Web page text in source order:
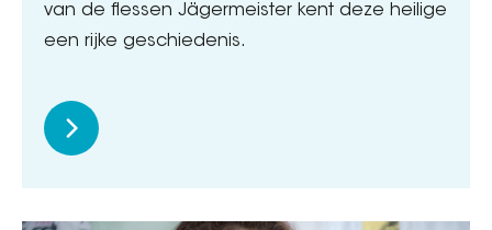
van de flessen Jägermeister kent deze heilige
een rijke geschiedenis.